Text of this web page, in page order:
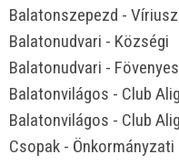
Balatonszepezd - Víriusz
Balatonudvari - Községi
Balatonudvari - Fövenyes
Balatonvilágos - Club
Balatonvilágos - Club
Csopak - Önkormányzati